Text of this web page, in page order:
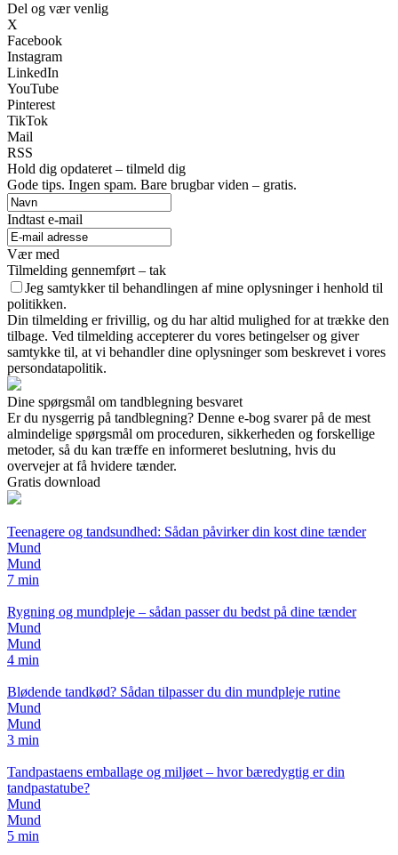
Del og vær venlig
X
Facebook
Instagram
LinkedIn
YouTube
Pinterest
TikTok
Mail
RSS
Hold dig opdateret – tilmeld dig
Gode tips. Ingen spam. Bare brugbar viden – gratis.
Indtast e-mail
Vær med
Tilmelding gennemført – tak
Jeg samtykker til behandlingen af mine oplysninger i henhold til
politikken.
Din tilmelding er frivillig, og du har altid mulighed for at trække den
tilbage. Ved tilmelding accepterer du vores betingelser og giver
samtykke til, at vi behandler dine oplysninger som beskrevet i vores
persondatapolitik.
Dine spørgsmål om tandblegning besvaret
Er du nysgerrig på tandblegning? Denne e-bog svarer på de mest
almindelige spørgsmål om proceduren, sikkerheden og forskellige
metoder, så du kan træffe en informeret beslutning, hvis du
overvejer at få hvidere tænder.
Gratis download
Teenagere og tandsundhed: Sådan påvirker din kost dine tænder
Mund
Mund
7 min
Rygning og mundpleje – sådan passer du bedst på dine tænder
Mund
Mund
4 min
Blødende tandkød? Sådan tilpasser du din mundpleje rutine
Mund
Mund
3 min
Tandpastaens emballage og miljøet – hvor bæredygtig er din
tandpastatube?
Mund
Mund
5 min